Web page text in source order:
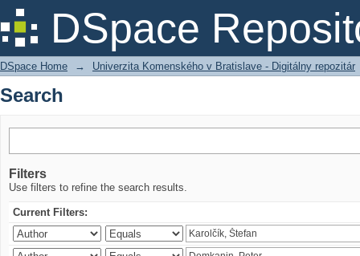
DSpace
Search
DSpace Home → Univerzita Komenského v Bratislave - Digitálny repozitár
Search
Filters
Use filters to refine the search results.
Current Filters: